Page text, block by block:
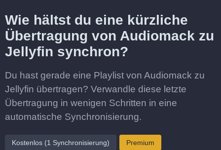
Wie hältst du eine kürzliche
Übertragung von Audiomack zu
Jellyfin synchron?
Du hast gerade eine Playlist von Audiomack zu
Jellyfin übertragen? Verwandle diese letzte
Übertragung in wenigen Schritten in eine
automatische Synchronisierung.
Kostenlos (1 Synchronisierung) Premium